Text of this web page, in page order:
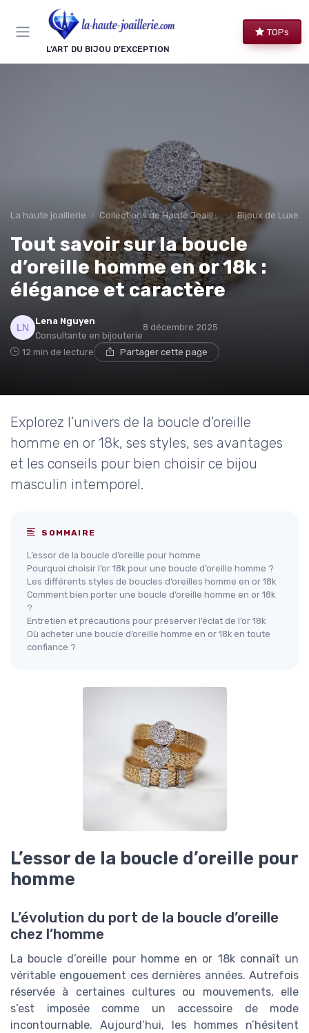
L’ART DU BIJOU D’EXCEPTION
TOPs
La haute joaillerie Collections de Haute Joaillerie Bijoux de Luxe
Tout savoir sur la boucle
d’oreille homme en or 18k :
élégance et caractère
Lena Nguyen
Consultante en bijouterie
8 décembre 2025
12 min de lecture Partager cette page
Explorez l’univers de la boucle d’oreille
homme en or 18k, ses styles, ses avantages
et les conseils pour bien choisir ce bijou
masculin intemporel.
SOMMAIRE
L’essor de la boucle d’oreille pour homme
Pourquoi choisir l’or 18k pour une boucle d’oreille homme ?
Les différents styles de boucles d’oreilles homme en or 18k
Comment bien porter une boucle d’oreille homme en or 18k
?
Entretien et précautions pour préserver l’éclat de l’or 18k
Où acheter une boucle d’oreille homme en or 18k en toute
confiance ?
L’essor de la boucle d’oreille pour
homme
L’évolution du port de la boucle d’oreille
chez l’homme
La boucle d’oreille pour homme en or 18k connaît un
véritable engouement ces dernières années. Autrefois
réservée à certaines cultures ou mouvements, elle
s’est imposée comme un accessoire de mode
incontournable. Aujourd’hui, les hommes n’hésitent
Panneau de gestion des cookies